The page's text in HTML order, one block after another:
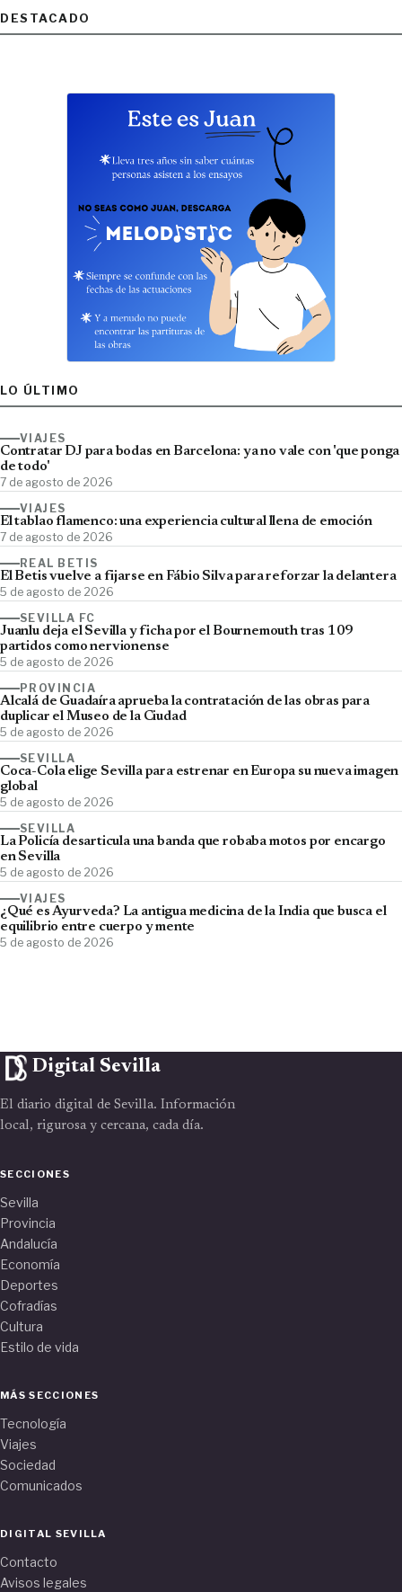
DESTACADO
LO ÚLTIMO
VIAJES
Contratar DJ para bodas en Barcelona: ya no vale con 'que ponga
de todo'
7 de agosto de 2026
VIAJES
El tablao flamenco: una experiencia cultural llena de emoción
7 de agosto de 2026
REAL BETIS
El Betis vuelve a fijarse en Fábio Silva para reforzar la delantera
5 de agosto de 2026
SEVILLA FC
Juanlu deja el Sevilla y ficha por el Bournemouth tras 109
partidos como nervionense
5 de agosto de 2026
PROVINCIA
Alcalá de Guadaíra aprueba la contratación de las obras para
duplicar el Museo de la Ciudad
5 de agosto de 2026
SEVILLA
Coca-Cola elige Sevilla para estrenar en Europa su nueva imagen
global
5 de agosto de 2026
SEVILLA
La Policía desarticula una banda que robaba motos por encargo
en Sevilla
5 de agosto de 2026
VIAJES
¿Qué es Ayurveda? La antigua medicina de la India que busca el
equilibrio entre cuerpo y mente
5 de agosto de 2026
Digital Sevilla
El diario digital de Sevilla. Información
local, rigurosa y cercana, cada día.
SECCIONES
Sevilla
Provincia
Andalucía
Economía
Deportes
Cofradías
Cultura
Estilo de vida
MÁS SECCIONES
Tecnología
Viajes
Sociedad
Comunicados
DIGITAL SEVILLA
Contacto
Avisos legales